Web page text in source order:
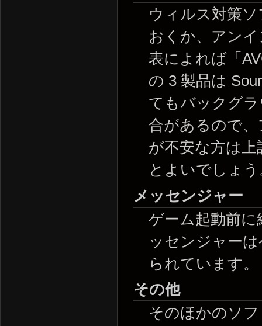
ウィルス対策
おくか、アン
表によれば「
の 3 製品は
てもバックグ
合があるので
が不安な方は
とよいでしょう
メッセンジャー
ゲーム起動前
ッセンジャー
られています。
その他
そのほかのソ